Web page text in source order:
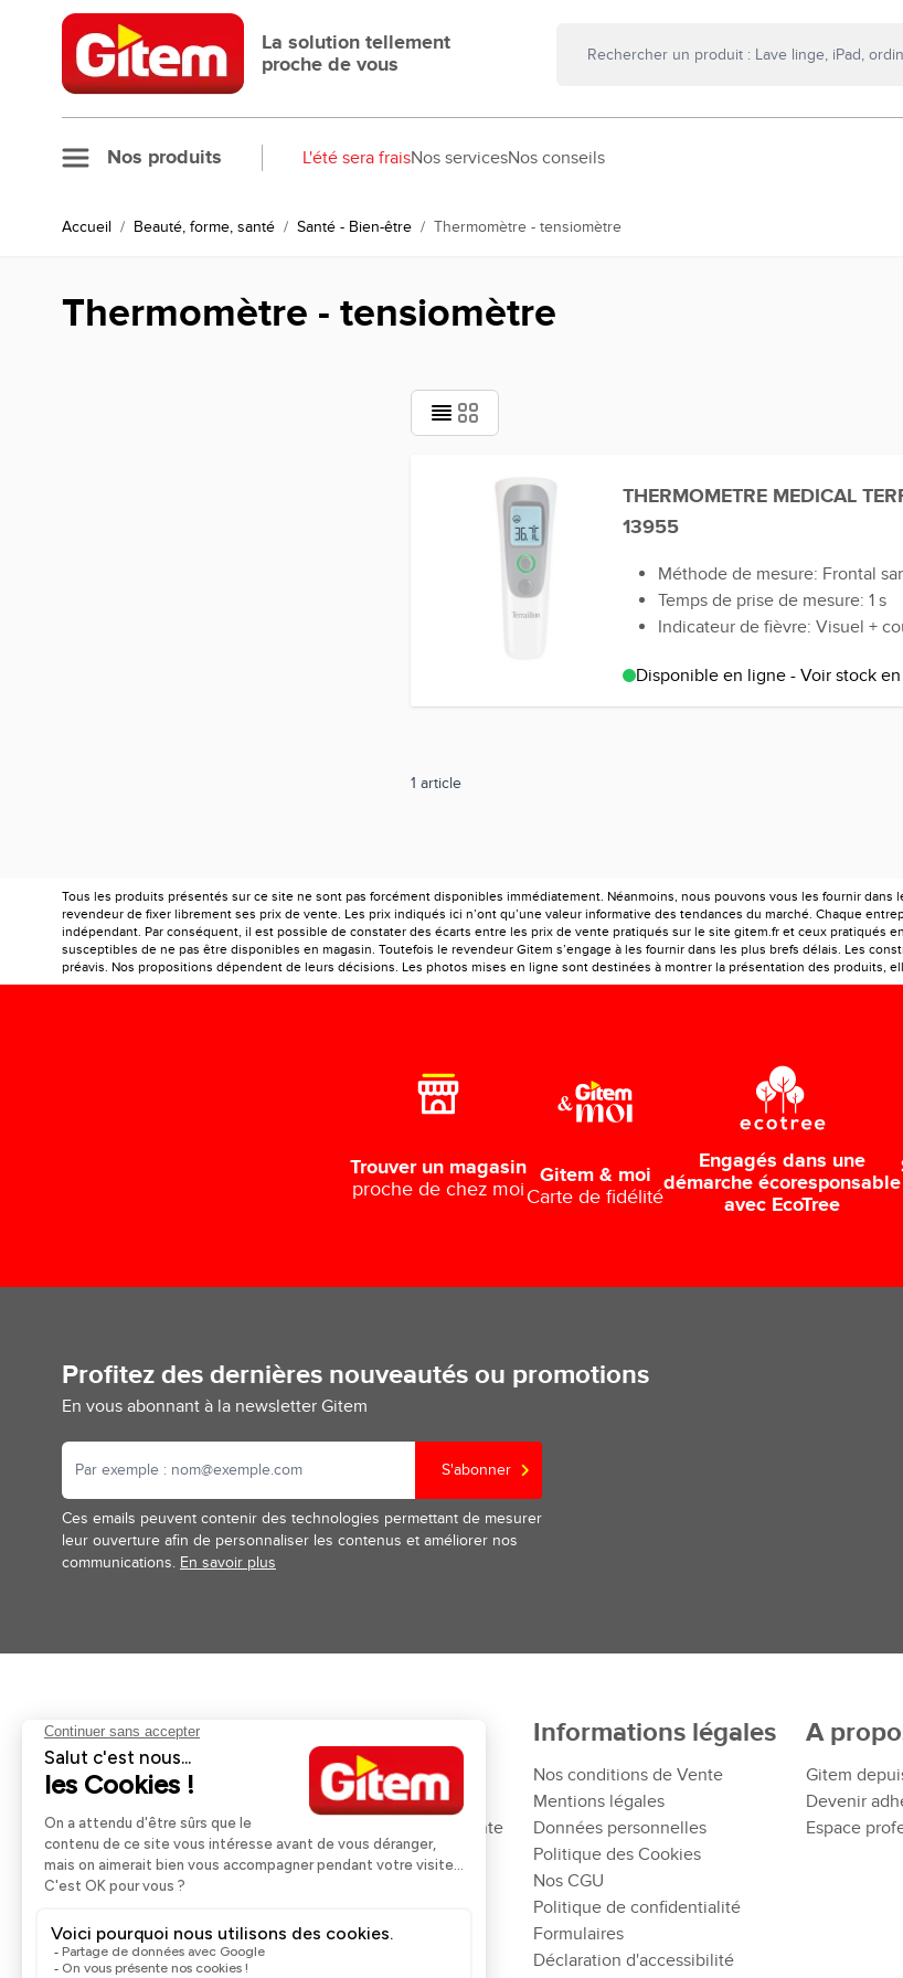
Allez au contenu
La solution tellement
proche de vous
Nos produits L'été sera fraisNos servicesNos conseils
Accueil / Beauté, forme, santé / Santé - Bien-être / Thermomètre - tensiomètre
Thermomètre - tensiomètre
THERMOMETRE MEDICAL
13955
Méthode de mesure: Frontal
Temps de prise de mesure: 1 s
Indicateur de fièvre: Visuel +
Disponible en ligne - Voir stock
1 article
Tous les produits présentés sur ce site ne sont pas forcément disponibles immédiatement. Néanmoins, nous pouvons vous les fournir
revendeur de fixer librement ses prix de vente. Les prix indiqués ici n’ont qu’une valeur informative des tendances du marché. Chaque
indépendant. Par conséquent, il est possible de constater des écarts entre les prix de vente pratiqués sur le site gitem.fr et ceux pratiqués
susceptibles de ne pas être disponibles en magasin. Toutefois le revendeur Gitem s’engage à les fournir dans les plus brefs délais. Les
préavis. Nos propositions dépendent de leurs décisions. Les photos mises en ligne sont destinées à montrer la présentation des produits,
Trouver un magasin
proche de chez moi
Gitem & moi
Carte de fidélité
Engagés dans une
démarche écoresponsable
avec EcoTree
Profitez des dernières nouveautés ou promotions
En vous abonnant à la newsletter Gitem
S'abonner
Ces emails peuvent contenir des technologies permettant de mesurer
leur ouverture afin de personnaliser les contenus et améliorer nos
communications. En savoir plus
Aides et informations
Retour et remboursement
Nos guides d'achat
Livraison et retrait
Rappels Produits
Une question ?
Contactez-nous
Pose et services
Financement
Service Après Vente
Informations légales
Nos conditions de Vente
Mentions légales
Données personnelles
Politique des Cookies
Nos CGU
Politique de confidentialité
Formulaires
Déclaration d'accessibilité
A
Gitem
Devenir
Espace